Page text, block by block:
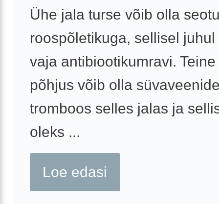
Ühe jala turse võib olla
roospõletikuga, sellisel juhul
vaja antibiootikumravi.
põhjus võib olla
tromboos selles jalas ja
oleks ...
Loe edasi